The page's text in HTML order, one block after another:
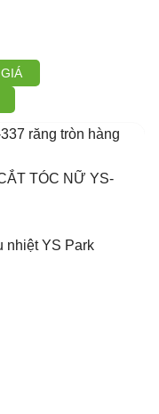
răng tròn hàng
TÓC NỮ YS-
nhiệt YS Park